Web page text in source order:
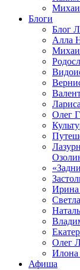
Блоги
Блог
Алла
Олег
Ирина
Олег
Илона
Афиша